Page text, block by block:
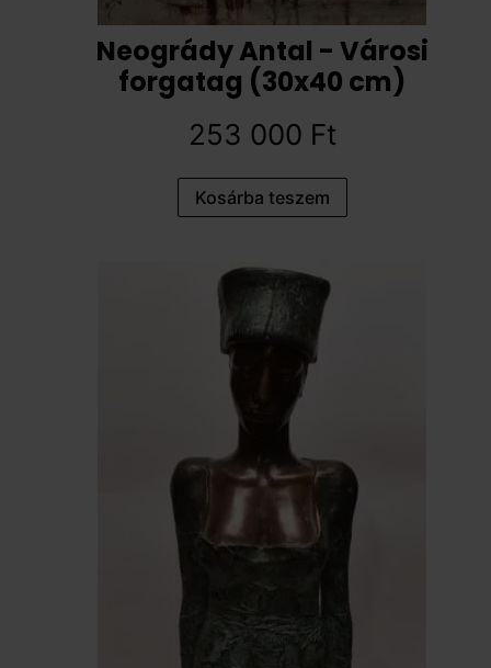
Neogrády Antal - Városi
forgatag (30x40 cm)
253 000 Ft
Kosárba teszem